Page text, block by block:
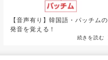
【音声有り】韓国語・パッチムの
発音を覚える！
続きを読む